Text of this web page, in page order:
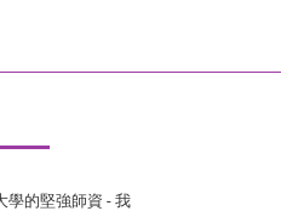
學的堅強師資 - 我